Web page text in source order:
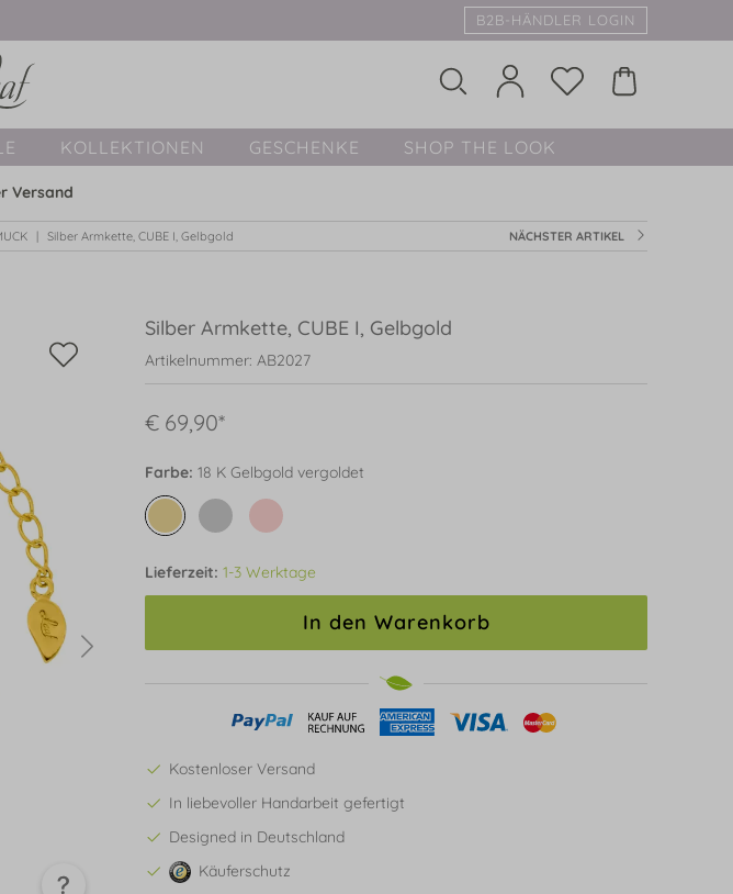
B2B-HÄNDLER LOGIN
KOLLEKTIONEN GESCHENKE SHOP THE LOOK
Versand
Silber Armkette, CUBE I, Gelbgold NÄCHSTER ARTIKEL
Silber Armkette, CUBE I, Gelbgold
Artikelnummer: AB2027
€ 69,90*
Farbe: 18 K Gelbgold vergoldet
Lieferzeit: 1-3 Werktage
In den Warenkorb
Kostenloser Versand
In liebevoller Handarbeit gefertigt
Designed in Deutschland
Käuferschutz